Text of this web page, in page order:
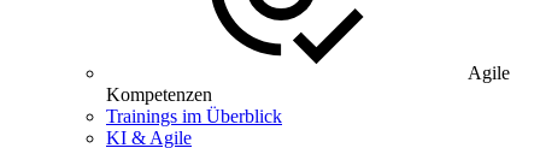
Agile
Kompetenzen
Trainings im Überblick
KI & Agile